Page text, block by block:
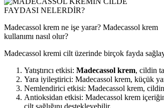
Madecassol krem ne işe yarar? Madecassol krem
kullanımı nasıl olur?
Madecassol kremi cilt üzerinde birçok fayda
Yatıştırıcı etkisi: Madecassol krem, cildin
Yara iyileştirici: Madecassol krem, küçük
Nemlendirici etkisi: Madecassol krem,
Antioksidan etkisi: Madecassol krem
cilt sağlığını destekleyebilir.